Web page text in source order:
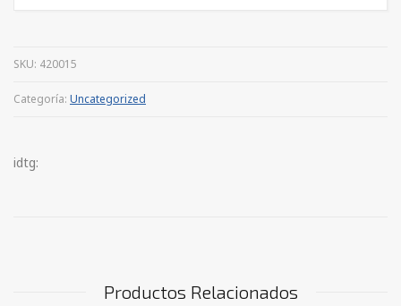
SKU: 420015
Categoría: Uncategorized
idtg:
Productos Relacionados